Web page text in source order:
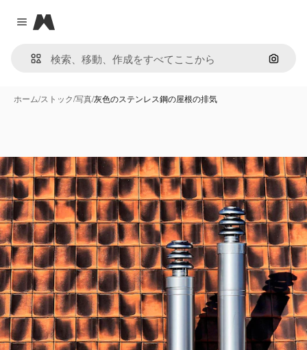
Close menu
Magnific
画像で
ホーム/ストック/写真/灰色のステンレス鋼の屋根の排気